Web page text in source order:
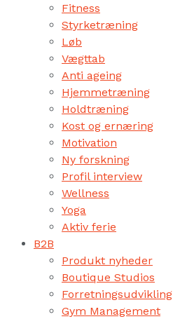
Fitness
Styrketræning
Løb
Vægttab
Anti ageing
Hjemmetræning
Holdtræning
Kost og ernæring
Motivation
Ny forskning
Profil interview
Wellness
Yoga
Aktiv ferie
B2B
Produkt nyheder
Boutique Studios
Forretningsudvikling
Gym Management